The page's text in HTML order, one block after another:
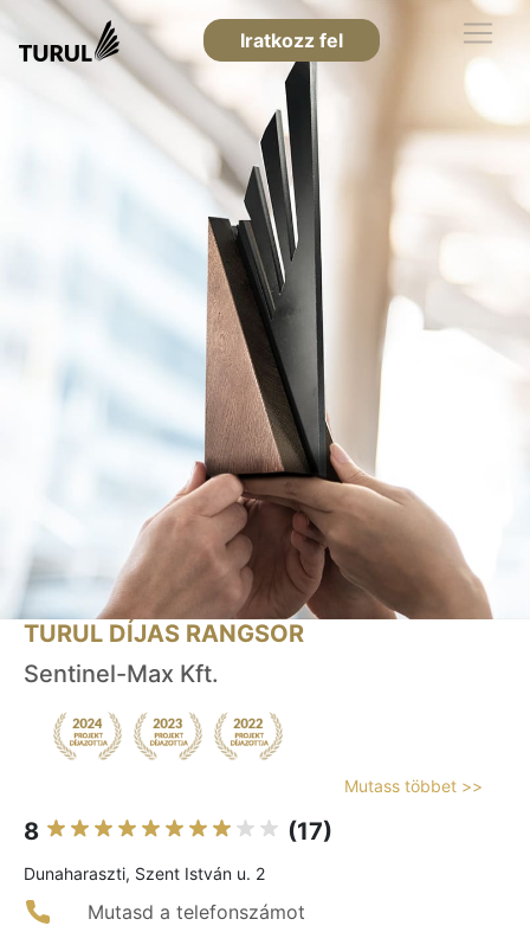
Iratkozz fel
TURUL DÍJAS RANGSOR
Sentinel-Max Kft.
Mutass többet >>
8 (17)
Dunaharaszti, Szent István u. 2
Mutasd a telefonszámot